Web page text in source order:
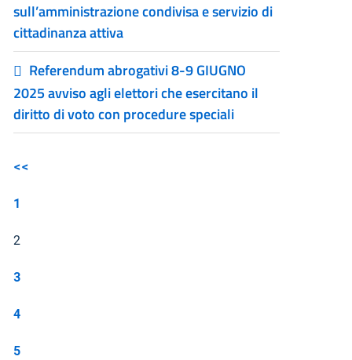
sull’amministrazione condivisa e servizio di
cittadinanza attiva
Referendum abrogativi 8-9 GIUGNO
2025 avviso agli elettori che esercitano il
diritto di voto con procedure speciali
<<
1
2
3
4
5